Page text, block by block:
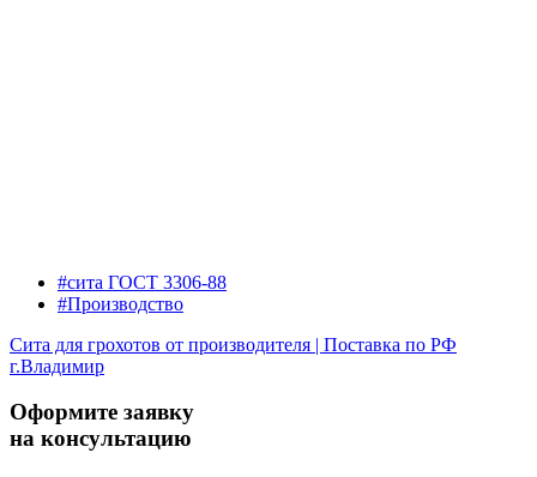
#сита ГОСТ 3306-88
#Производство
Сита для грохотов от производителя | Поставка по РФ
г.Владимир
Оформите заявку
на консультацию